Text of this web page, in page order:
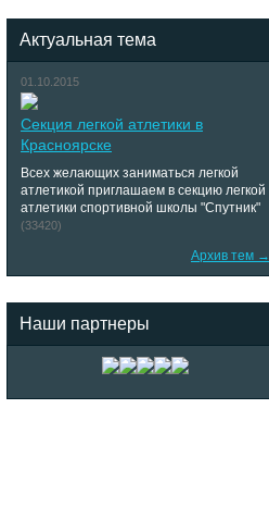
Актуальная тема
01.10.2015
Секция легкой атлетики в
Красноярске
Всех желающих заниматься легкой
атлетикой приглашаем в секцию легкой
атлетики спортивной школы "Спутник"
(33420)
Архив тем →
Наши партнеры